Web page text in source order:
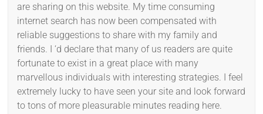
are sharing on this website. My time consuming
internet search has now been compensated with
reliable suggestions to share with my family and
friends. I ‘d declare that many of us readers are quite
fortunate to exist in a great place with many
marvellous individuals with interesting strategies. I feel
extremely lucky to have seen your site and look forward
to tons of more pleasurable minutes reading here.